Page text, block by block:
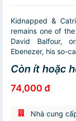
Kidnapped &
remains one of
David Balfour,
Ebenezer, his so-
Còn ít hoặc
74,000 đ
Nhà cung